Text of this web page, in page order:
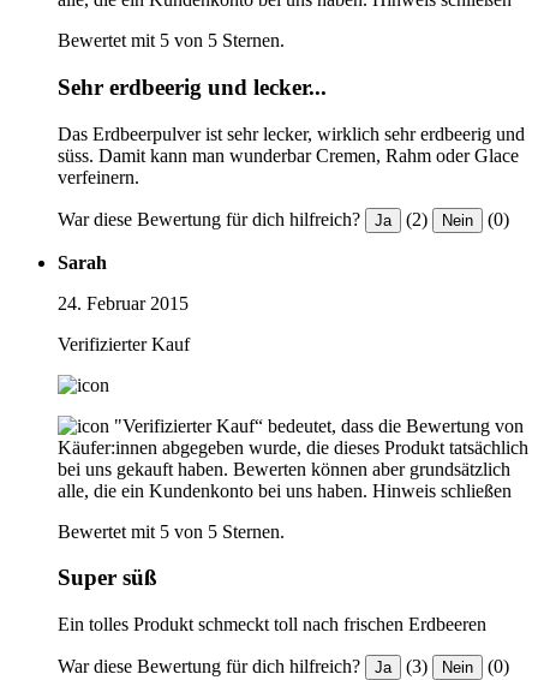
Bewertet mit 5 von 5 Sternen.
Sehr erdbeerig und lecker...
Das Erdbeerpulver ist sehr lecker, wirklich sehr erdbeerig und
süss. Damit kann man wunderbar Cremen, Rahm oder Glace
verfeinern.
War diese Bewertung für dich hilfreich? Ja (2) Nein (0)
Sarah
24. Februar 2015
Verifizierter Kauf
"Verifizierter Kauf“ bedeutet, dass die Bewertung von
Käufer:innen abgegeben wurde, die dieses Produkt tatsächlich
bei uns gekauft haben. Bewerten können aber grundsätzlich
alle, die ein Kundenkonto bei uns haben. Hinweis schließen
Bewertet mit 5 von 5 Sternen.
Super süß
Ein tolles Produkt schmeckt toll nach frischen Erdbeeren
War diese Bewertung für dich hilfreich? Ja (3) Nein (0)